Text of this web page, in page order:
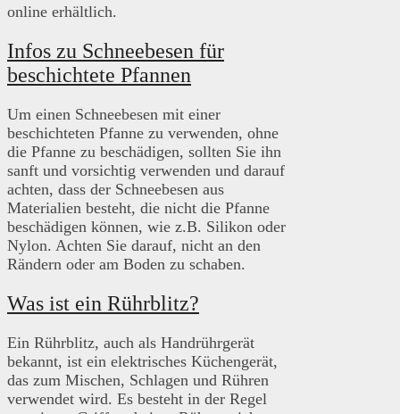
online erhältlich.
Infos zu Schneebesen für
beschichtete Pfannen
Um einen Schneebesen mit einer
beschichteten Pfanne zu verwenden, ohne
die Pfanne zu beschädigen, sollten Sie ihn
sanft und vorsichtig verwenden und darauf
achten, dass der Schneebesen aus
Materialien besteht, die nicht die Pfanne
beschädigen können, wie z.B. Silikon oder
Nylon. Achten Sie darauf, nicht an den
Rändern oder am Boden zu schaben.
Was ist ein Rührblitz?
Ein Rührblitz, auch als Handrührgerät
bekannt, ist ein elektrisches Küchengerät,
das zum Mischen, Schlagen und Rühren
verwendet wird. Es besteht in der Regel